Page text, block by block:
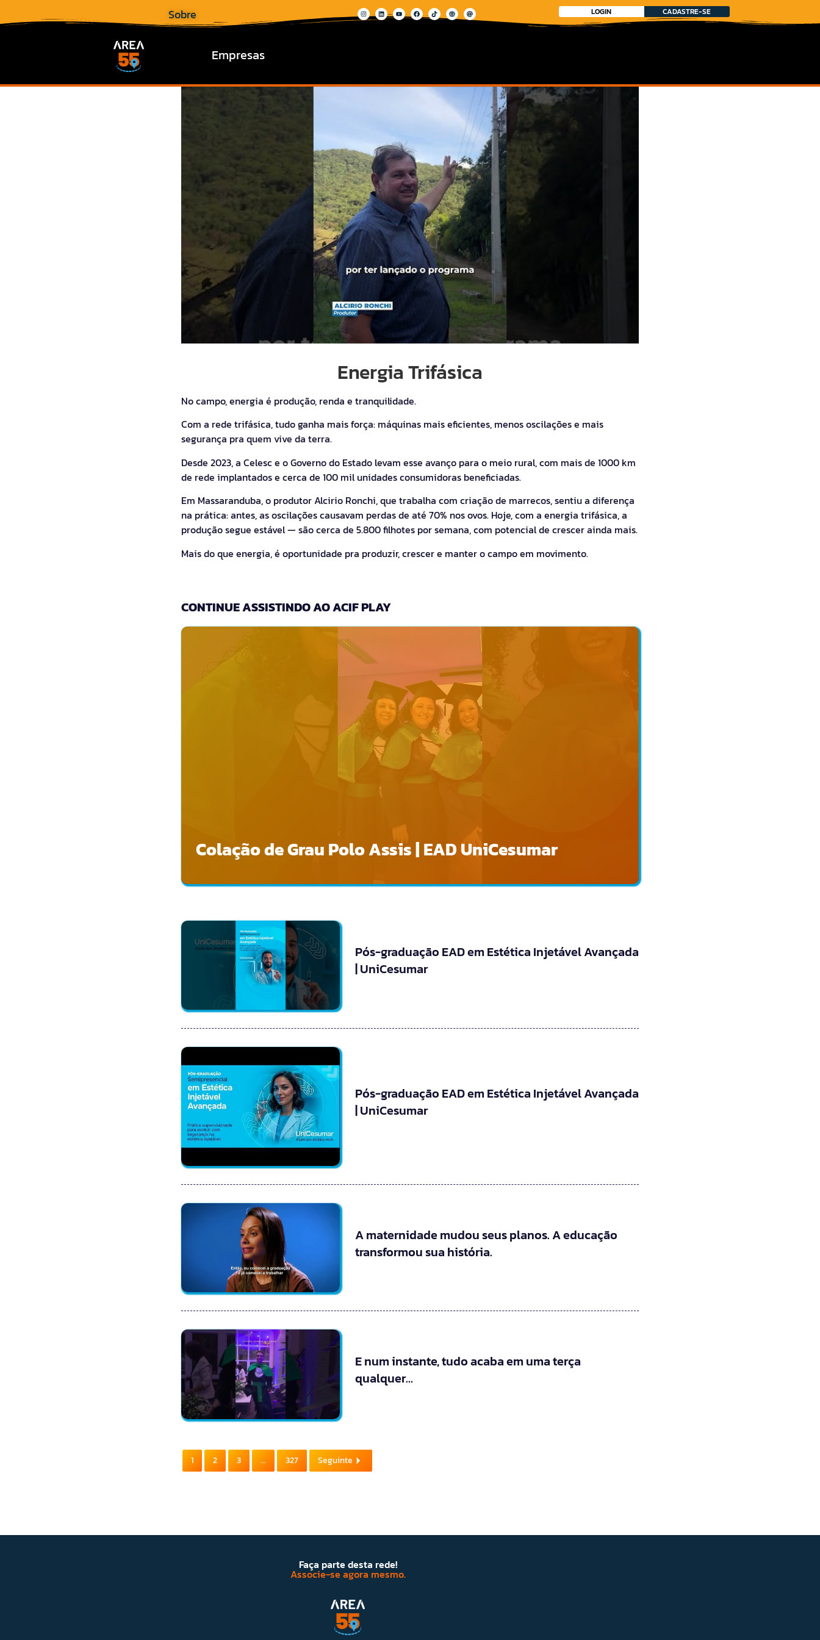
Sobre LOGIN CADASTRE-SE
Empresas
Energia Trifásica
No campo, energia é produção, renda e tranquilidade.
Com a rede trifásica, tudo ganha mais força: máquinas mais eficientes, menos oscilações e mais
segurança pra quem vive da terra.
Desde 2023, a Celesc e o Governo do Estado levam esse avanço para o meio rural, com mais de 1000 km
de rede implantados e cerca de 100 mil unidades consumidoras beneficiadas.
Em Massaranduba, o produtor Alcirio Ronchi, que trabalha com criação de marrecos, sentiu a diferença
na prática: antes, as oscilações causavam perdas de até 70% nos ovos. Hoje, com a energia trifásica, a
produção segue estável — são cerca de 5.800 filhotes por semana, com potencial de crescer ainda mais.
Mais do que energia, é oportunidade pra produzir, crescer e manter o campo em movimento.
CONTINUE ASSISTINDO AO ACIF PLAY
Colação de Grau Polo Assis | EAD UniCesumar
Pós-graduação EAD em Estética Injetável Avançada
| UniCesumar
Pós-graduação EAD em Estética Injetável Avançada
| UniCesumar
A maternidade mudou seus planos. A educação
transformou sua história.
E num instante, tudo acaba em uma terça
qualquer…
1 2 3 ... 327 Seguinte
Faça parte desta rede!
Associe-se agora mesmo.